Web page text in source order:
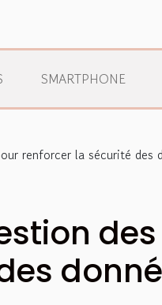
SMARTPHONE
renforcer la sécurité des